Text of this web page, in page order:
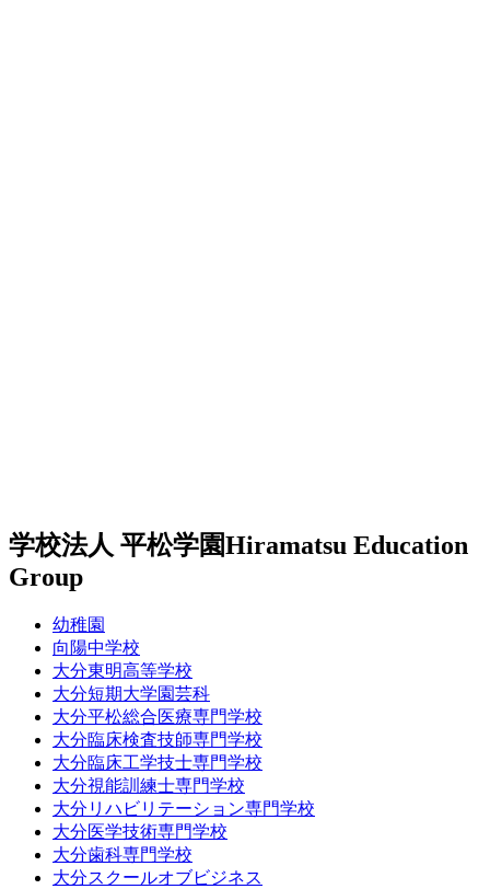
学校法人 平松学園Hiramatsu Education
Group
幼稚園
向陽中学校
大分東明高等学校
大分短期大学園芸科
大分平松総合医療専門学校
大分臨床検査技師専門学校
大分臨床工学技士専門学校
大分視能訓練士専門学校
大分リハビリテーション専門学校
大分医学技術専門学校
大分歯科専門学校
大分スクールオブビジネス